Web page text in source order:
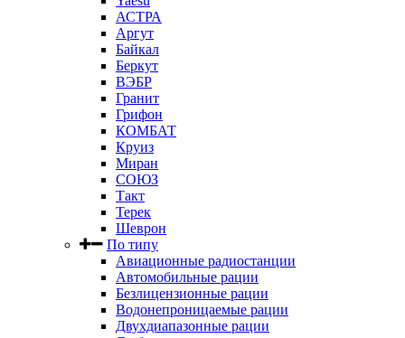
АСТРА
Аргут
Байкал
Беркут
ВЭБР
Гранит
Грифон
КОМБАТ
Круиз
Миран
СОЮЗ
Такт
Терек
Шеврон
По типу
Авиационные радиостанции
Автомобильные рации
Безлицензионные рации
Водонепроницаемые рации
Двухдиапазонные рации